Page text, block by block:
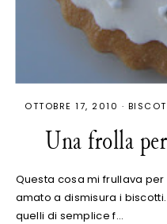
OTTOBRE 17, 2010 ·
Una frolla
Questa cosa mi frullava
amato a dismisura i
quelli di semplice f…